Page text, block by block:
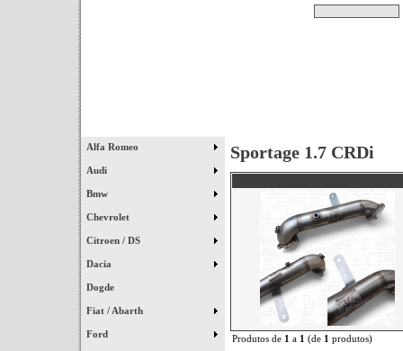
Alfa Romeo
Audi
Bmw
Chevrolet
Citroen / DS
Dacia
Dogde
Fiat / Abarth
Ford
Sportage 1.7 CRDi
Produtos de 1 a 1 (de 1 produtos)